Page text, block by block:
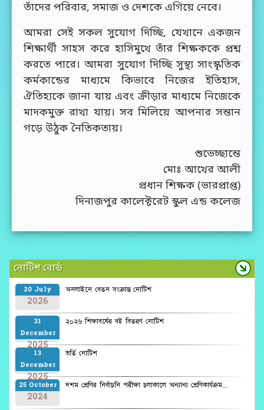
তাঁদের পরিবার, সমাজ ও দেশকে এগিয়ে নেবে।
আমরা সেই সকল সুযোগ দিচ্ছি, যেখানে একজন
শিক্ষার্থী সাহস করে হাসিমুখে তাঁর শিক্ষককে প্রশ্ন
করতে পারে। আমরা সুযোগ দিচ্ছি সুস্থ্য সাংস্কৃতিক
কর্মকান্ডের মাধ্যমে কিভাবে নিজের ইতিহাস,
ঐতিহ্যকে জানা যায় এবং ক্রীড়ার মাধ্যমে নিজেকে
মাদকমুক্ত রাখা যায়। সব মিলিয়ে আপনার সন্তান
গড়ে উঠুক নৈতিকতায়।
শুভেচ্ছান্তে
মোঃ আখের আলী
প্রধান শিক্ষক (ভারপ্রাপ্ত)
দিনাজপুর কালেক্টরেট স্কুল এন্ড কলেজ
নোটিশ বোর্ড
20 July
2026
অনলাইনে বেতন সংক্রান্ত নোটিশ
31
December
2025
২০২৬ শিক্ষাবর্ষের বই বিতরণ নোটিশ
13
December
2025
ভর্তি নোটিশ
25 October
2024
দশম শ্রেণির নির্বাচনি পরীক্ষা চলাকালে অন্যান্য শ্রেণিকার্যক্রম...